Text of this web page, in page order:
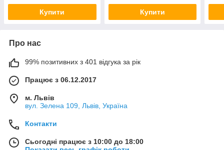
Купити Купити
Про нас
99% позитивних з 401 відгука за рік
Працює з 06.12.2017
м. Львів
вул. Зелена 109, Львів, Україна
Контакти
Сьогодні працює з 10:00 до 18:00